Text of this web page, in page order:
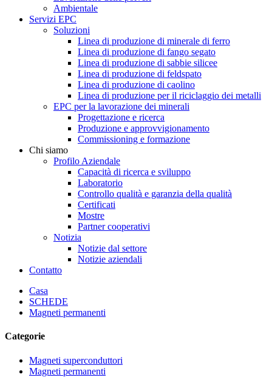
Ambientale
Servizi EPC
Soluzioni
Linea di produzione di minerale di ferro
Linea di produzione di fango segato
Linea di produzione di sabbie silicee
Linea di produzione di feldspato
Linea di produzione di caolino
Linea di produzione per il riciclaggio dei metalli
EPC per la lavorazione dei minerali
Progettazione e ricerca
Produzione e approvvigionamento
Commissioning e formazione
Chi siamo
Profilo Aziendale
Capacità di ricerca e sviluppo
Laboratorio
Controllo qualità e garanzia della qualità
Certificati
Mostre
Partner cooperativi
Notizia
Notizie dal settore
Notizie aziendali
Contatto
Casa
SCHEDE
Magneti permanenti
Categorie
Magneti superconduttori
Magneti permanenti